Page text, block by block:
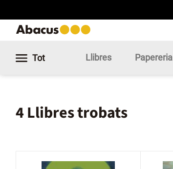
Tot Llibres Papereria
4 Llibres trobats